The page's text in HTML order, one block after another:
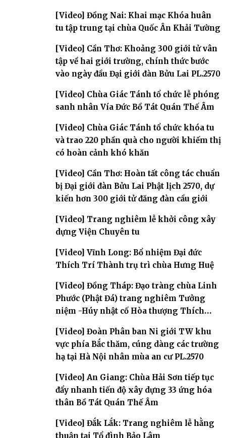
[Video] Đồng Nai: Khai mạc Khóa huân
tu tập trung tại chùa Quốc Ân Khải Tường
[Video] Cần Thơ: Khoảng 300 giới tử vân
tập về hai giới trường, chính thức bước
vào ngày đầu Đại giới đàn Bửu Lai PL.2570
[Video] Chùa Giác Tánh tổ chức lễ phóng
sanh nhân Vía Đức Bồ Tát Quán Thế Âm
[Video] Chùa Giác Tánh tổ chức khóa tu
và trao 220 phần quà cho người khiếm thị
có hoàn cảnh khó khăn
[Video] Cần Thơ: Hoàn tất công tác chuẩn
bị Đại giới đàn Bửu Lai Phật lịch 2570, dự
kiến hơn 300 giới tử đăng đàn cầu giới
[Video] Trang nghiêm lễ khởi công xây
dựng Viện Chuyên tu
[Video] Vĩnh Long: Bổ nhiệm Đại đức
Thích Trí Thành trụ trì chùa Hưng Huệ
[Video] Đồng Tháp: Đạo tràng chùa Linh
Phước (Phật Đá) trang nghiêm Tưởng
niệm -Húy nhật cố Hòa thượng Thích
[Video] Đoàn Phân ban Ni giới TW khu
vực phía Bắc thăm, cúng dàng các trường
hạ tại Hà Nội nhân mùa an cư PL.2570
[Video] An Giang: Chùa Hải Sơn tiếp tục
đẩy nhanh tiến độ xây dựng 33 ứng hóa
thân Bồ Tát Quán Thế Âm
[Video] Đắk Lắk: Trang nghiêm lễ hằng
thuận tại Tổ đình Bảo Lâm